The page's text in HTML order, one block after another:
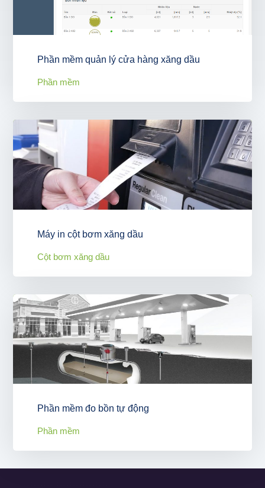
Phần mềm quản lý cửa hàng xăng dầu
Phần mềm
Máy in cột bơm xăng dầu
Cột bơm xăng dầu
Phần mềm đo bồn tự động
Phần mềm